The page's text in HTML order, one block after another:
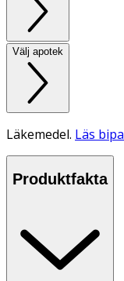
Välj apotek
Läkemedel. Läs
Produktfakta